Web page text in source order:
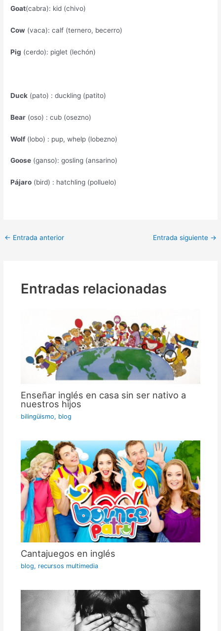
Goat(cabra): kid (chivo)
Cow (vaca): calf (ternero, becerro)
Pig (cerdo): piglet (lechón)
Duck (pato) : duckling (patito)
Bear (oso) : cub (osezno)
Wolf (lobo) : pup, whelp (lobezno)
Goose (ganso): gosling (ansarino)
Pájaro (bird) : hatchling (polluelo)
← Entrada anterior Entrada siguiente →
Entradas relacionadas
Enseñar inglés en casa sin ser nativo a
nuestros hijos
bilingüismo, blog
Cantajuegos en inglés
blog, recursos multimedia